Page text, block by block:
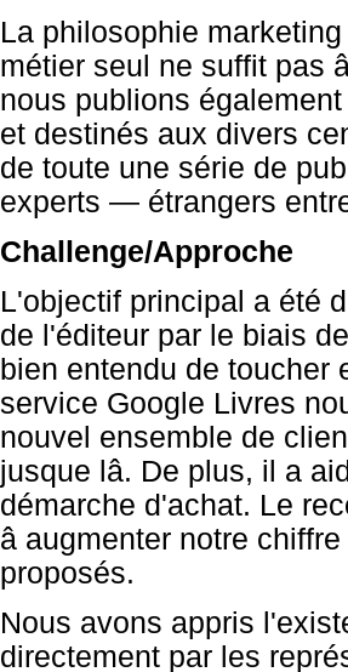
La philosophie
métier seul ne suffit pas
nous publions
et destinés aux divers
de toute une série de
experts — étrangers
Challenge/Approche
L'objectif principal a été
de l'éditeur par le biais
bien entendu de toucher
service Google Livres
nouvel ensemble de
jusque lâ. De plus, il a
démarche d'achat. Le
â augmenter notre
proposés.
Nous avons appris
directement par les